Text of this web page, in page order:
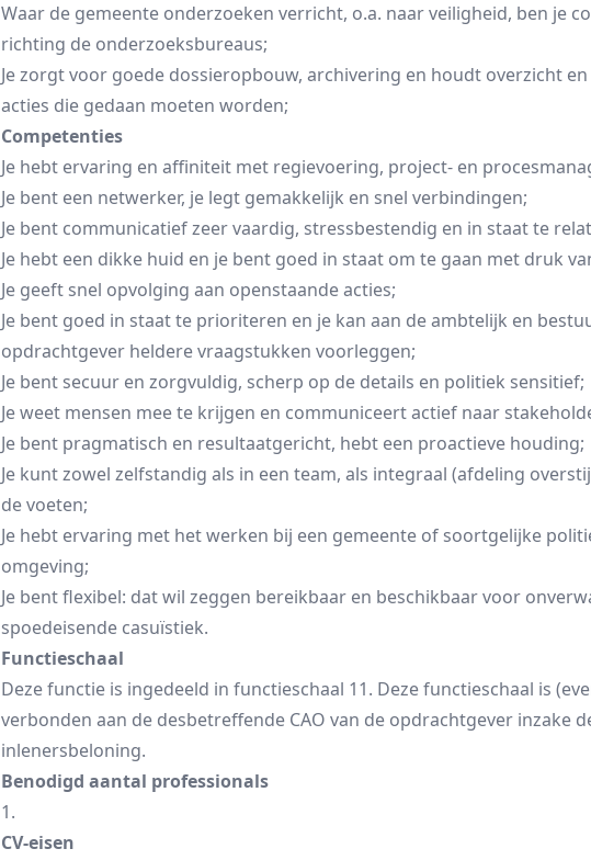
Waar de gemeente onderzoeken verricht, o.a. naar veiligheid, ben je
richting de onderzoeksbureaus;
Je zorgt voor goede dossieropbouw, archivering en houdt overzicht
acties die gedaan moeten worden;
Competenties
Je hebt ervaring en affiniteit met regievoering, project- en
Je bent een netwerker, je legt gemakkelijk en snel verbindingen;
Je bent communicatief zeer vaardig, stressbestendig en in staat te
Je hebt een dikke huid en je bent goed in staat om te gaan met druk
Je geeft snel opvolging aan openstaande acties;
Je bent goed in staat te prioriteren en je kan aan de ambtelijk en
opdrachtgever heldere vraagstukken voorleggen;
Je bent secuur en zorgvuldig, scherp op de details en politiek sensitief;
Je weet mensen mee te krijgen en communiceert actief naar
Je bent pragmatisch en resultaatgericht, hebt een proactieve houding;
Je kunt zowel zelfstandig als in een team, als integraal (afdeling
de voeten;
Je hebt ervaring met het werken bij een gemeente of soortgelijke
omgeving;
Je bent flexibel: dat wil zeggen bereikbaar en beschikbaar voor
spoedeisende casuïstiek.
Functieschaal
Deze functie is ingedeeld in functieschaal 11. Deze functieschaal is
verbonden aan de desbetreffende CAO van de opdrachtgever inzake
inlenersbeloning.
Benodigd aantal professionals
1.
CV-eisen